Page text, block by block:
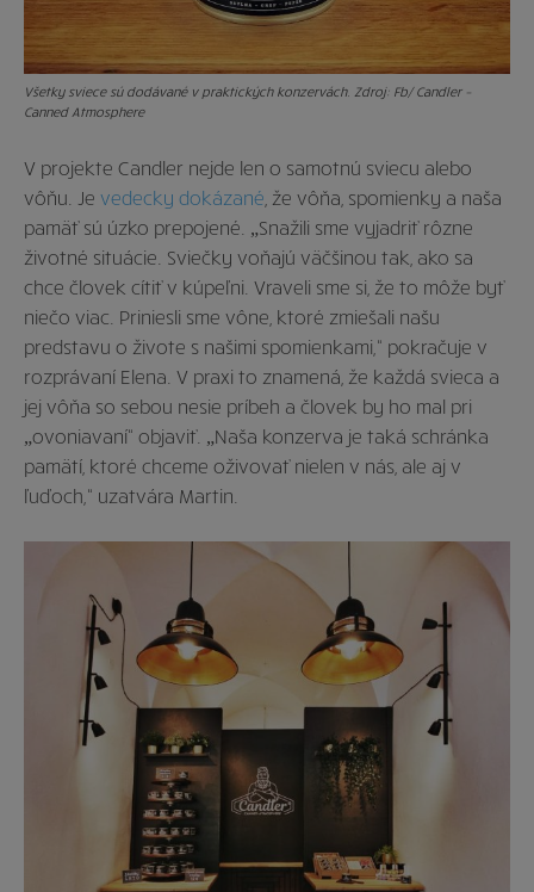
Všetky sviece sú dodávané v praktických konzervách. Zdroj: Fb/ Candler –
Canned Atmosphere
V projekte Candler nejde len o samotnú sviecu alebo
vôňu. Je vedecky dokázané , že vôňa, spomienky a naša
pamäť sú úzko prepojené. „Snažili sme vyjadriť rôzne
životné situácie. Sviečky voňajú väčšinou tak, ako sa
chce človek cítiť v kúpeľni. Vraveli sme si, že to môže byť
niečo viac. Priniesli sme vône, ktoré zmiešali našu
predstavu o živote s našimi spomienkami,“ pokračuje v
rozprávaní Elena. V praxi to znamená, že každá svieca a
jej vôňa so sebou nesie príbeh a človek by ho mal pri
„ovoniavaní“ objaviť. „Naša konzerva je taká schránka
pamätí, ktoré chceme oživovať nielen v nás, ale aj v
ľuďoch,“ uzatvára Martin.